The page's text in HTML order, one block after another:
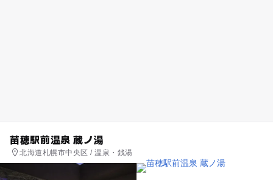
苗穂駅前温泉 蔵ノ湯
北海道札幌市中央区 / 温泉・銭湯